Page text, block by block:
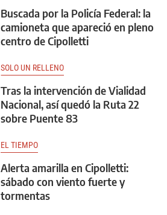
Buscada por la Policía Federal: la
camioneta que apareció en pleno
centro de Cipolletti
SOLO UN RELLENO
Tras la intervención de Vialidad
Nacional, así quedó la Ruta 22
sobre Puente 83
EL TIEMPO
Alerta amarilla en Cipolletti:
sábado con viento fuerte y
tormentas